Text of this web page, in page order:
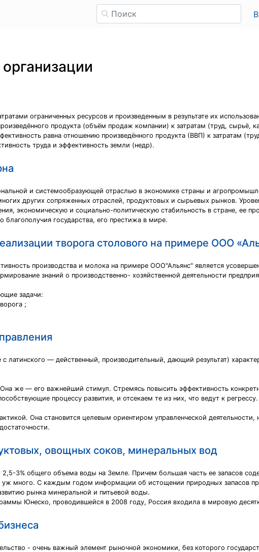
ограниченных ресурсов и произведенным в результате их
продукта (объём продаж компании) к затратам (труд, сырьё,
равна отношению произведённого продукта (ВВП) к затратам
труда и эффективность земли (недр).
и системообразующей отраслью в экономике страны и
других сопряженных отраслей, продуктовых и сырьевых рынков.
экономическую и социально-политическую стабильность в стране, ее
государства, его престижа в мире.
творога столового на примере ООО
производства и молока на примере ООО"Альянс" является
знаний о производственно- хозяйственной деятельности
задачи:
;
латинского — действенный, производительный, дающий результат)
же — его важнейший стимул. Стремясь повысить эффективность
процессу развития, и отсекаем те из них, что ведут к регрессу.
Она становится целевым ориентиром управленческой деятельности,
овощных соков, минеральных вод
3% общего объема воды на Земле. Причем большая часть ее запасов
уж много. С каждым годом информации об истощении природных запасов
рынка минеральной и питьевой воды.
Юнеско, проводившейся в 2008 году, Россия входила в мировую
- очень важный элемент рыночной экономики, без которого